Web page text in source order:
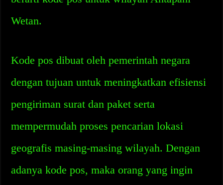
Wetan.
Kode pos dibuat oleh pemerintah negara
dengan tujuan untuk meningkatkan efisiensi
pengiriman surat dan paket serta
mempermudah proses pencarian lokasi
geografis masing-masing wilayah. Dengan
adanya kode pos, maka orang yang ingin